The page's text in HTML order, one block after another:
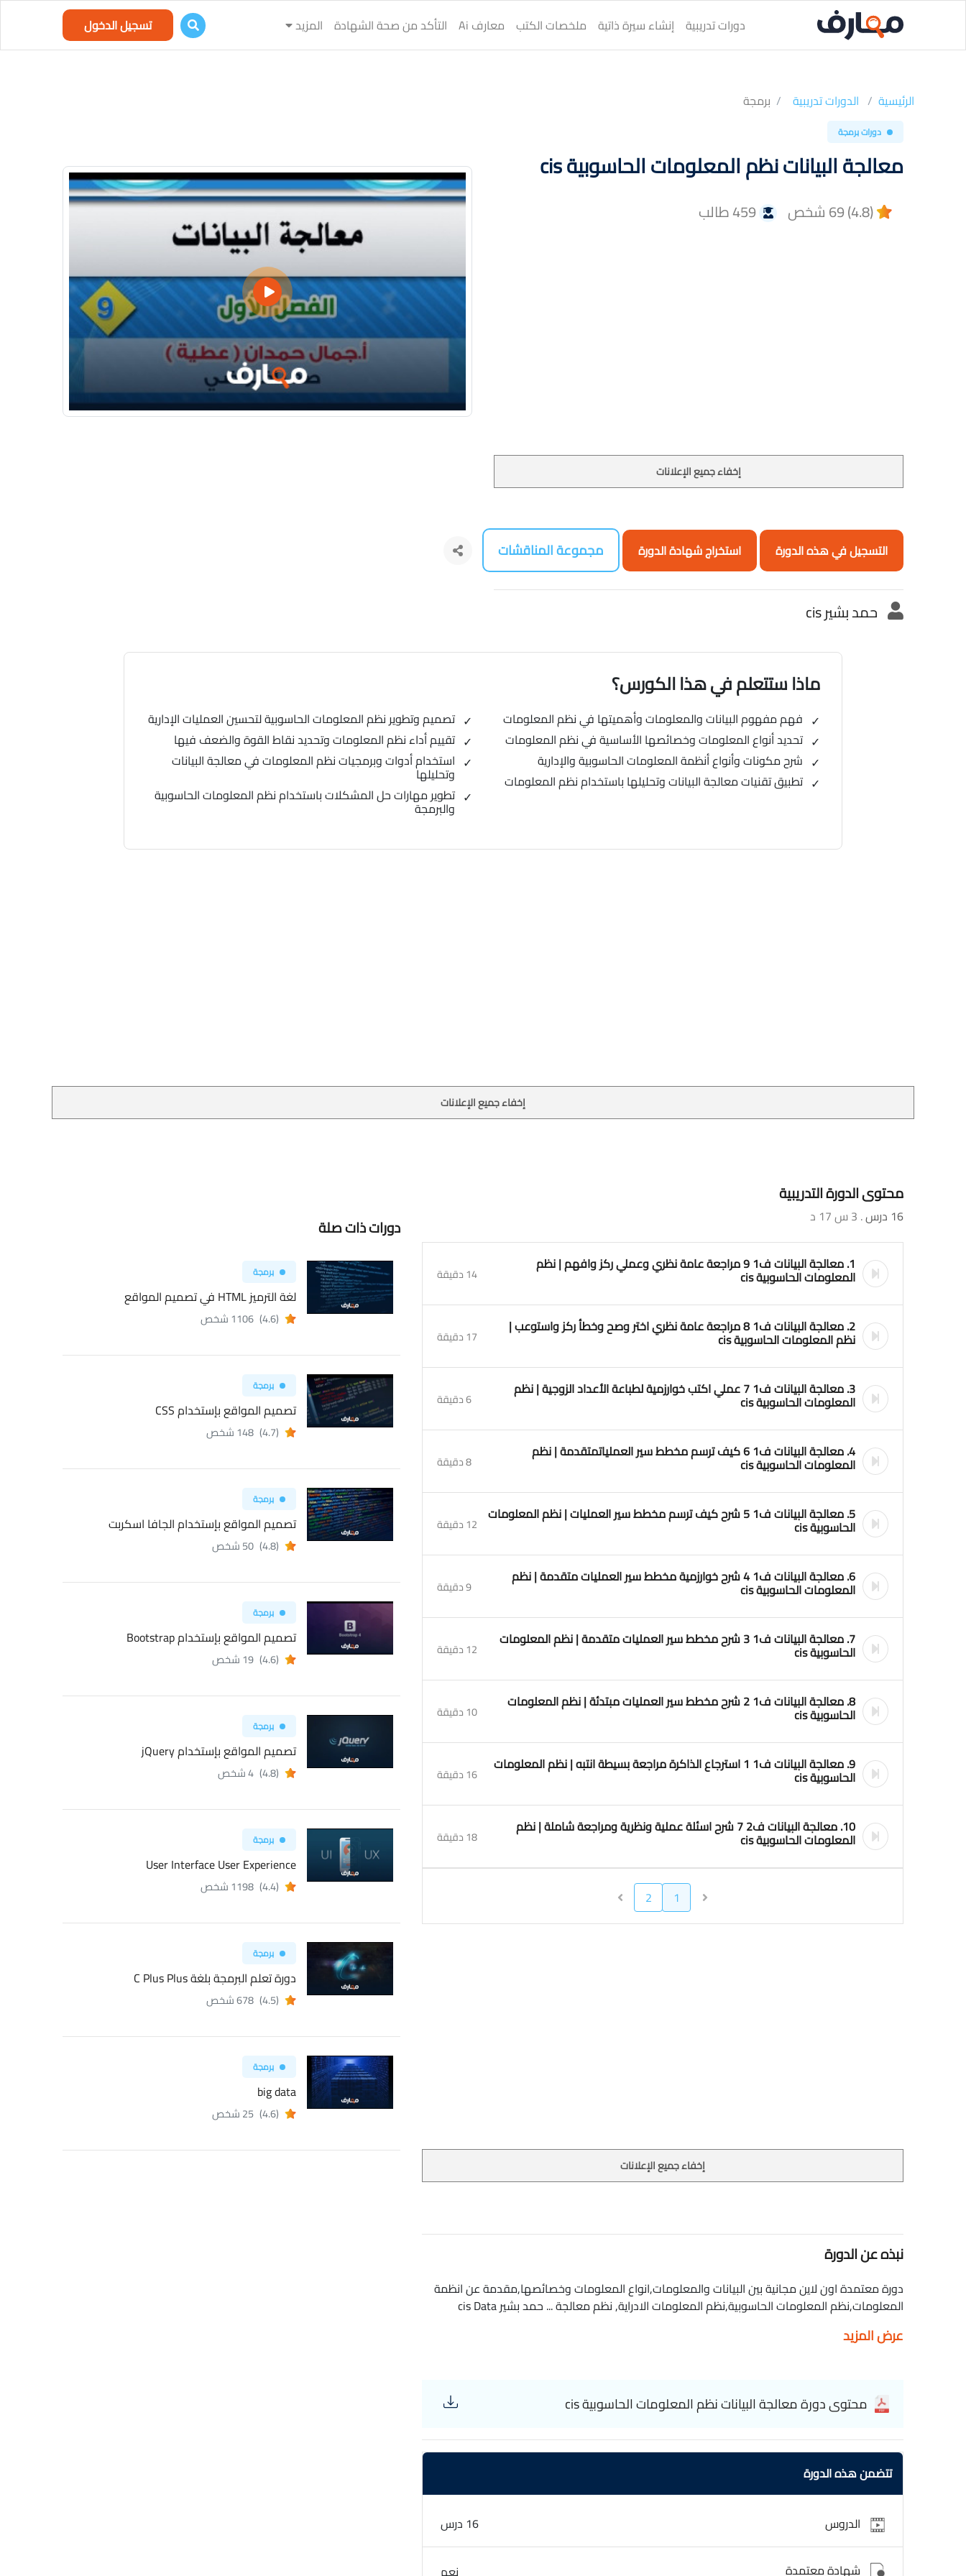
دورات تدريبية إنشاء سيرة ذاتية ملخصات الكتب معارف Ai التأكد من صحة الشهادة المزيد تسجيل الدخول
الرئيسية الدورات تدريبية برمجة
دورات برمجة
معالجة البيانات نظم المعلومات الحاسوبية cis
(4.8) 69 شخص 459 طالب
إخفاء جميع الإعلانات
التسجيل في هذه الدورة استخراج شهادة الدورة مجموعة المناقشات
حمد بشير cis
ماذا ستتعلم في هذا الكورس؟
فهم مفهوم البيانات والمعلومات وأهميتها في نظم المعلومات
تحديد أنواع المعلومات وخصائصها الأساسية في نظم المعلومات
شرح مكونات وأنواع أنظمة المعلومات الحاسوبية والإدارية
تطبيق تقنيات معالجة البيانات وتحليلها باستخدام نظم المعلومات
تصميم وتطوير نظم المعلومات الحاسوبية لتحسين العمليات الإدارية
تقييم أداء نظم المعلومات وتحديد نقاط القوة والضعف فيها
استخدام أدوات وبرمجيات نظم المعلومات في معالجة البيانات
وتحليلها
تطوير مهارات حل المشكلات باستخدام نظم المعلومات الحاسوبية
والبرمجة
إخفاء جميع الإعلانات
محتوى الدورة التدريبية
16 درس . 3 س 17 د
1. معالجة البيانات ف1 9 مراجعة عامة نظري وعملي ركز وافهم | نظم
المعلومات الحاسوبية cis 14 دقيقة
2. معالجة البيانات ف1 8 مراجعة عامة نظري اختر وصح وخطأ ركز واستوعب |
نظم المعلومات الحاسوبية cis 17 دقيقة
3. معالجة البيانات ف1 7 عملي اكتب خوارزمية لطباعة الأعداد الزوجية | نظم
المعلومات الحاسوبية cis 6 دقيقة
4. معالجة البيانات ف1 6 كيف ترسم مخطط سير العملياتمتقدمة | نظم
المعلومات الحاسوبية cis 8 دقيقة
5. معالجة البيانات ف1 5 شرح كيف ترسم مخطط سير العمليات | نظم المعلومات
الحاسوبية cis 12 دقيقة
6. معالجة البيانات ف1 4 شرح خوارزمية مخطط سير العمليات متقدمة | نظم
المعلومات الحاسوبية cis 9 دقيقة
7. معالجة البيانات ف1 3 شرح مخطط سير العمليات متقدمة | نظم المعلومات
الحاسوبية cis 12 دقيقة
8. معالجة البيانات ف1 2 شرح مخطط سير العمليات مبتدئة | نظم المعلومات
الحاسوبية cis 10 دقيقة
9. معالجة البيانات ف1 1 استرجاع الذاكرة مراجعة بسيطة انتبه | نظم المعلومات
الحاسوبية cis 16 دقيقة
10. معالجة البيانات ف2 7 شرح اسئلة عملية ونظرية ومراجعة شاملة | نظم
المعلومات الحاسوبية cis 18 دقيقة
1
2
إخفاء جميع الإعلانات
نبذه عن الدورة
دورة معتمدة اون لاين مجانية بين البيانات والمعلومات,انواع المعلومات وخصائصها,مقدمة عن انظمة
المعلومات,نظم المعلومات الحاسوبية,نظم المعلومات الادراية, نظم معالجة ... حمد بشير cis Data
عرض المزيد
محتوى دورة معالجة البيانات نظم المعلومات الحاسوبية cis
تتضمن هذه الدورة
الدروس 16 درس
شهادة معتمدة نعم
دورات ذات صلة
برمجة
لغة الترميز HTML في تصميم المواقع
(4.6) 1106 شخص
برمجة
تصميم المواقع بإستخدام CSS
(4.7) 148 شخص
برمجة
تصميم المواقع بإستخدام الجافا اسكربت
(4.8) 50 شخص
برمجة
تصميم المواقع بإستخدام Bootstrap
(4.6) 19 شخص
برمجة
تصميم المواقع بإستخدام jQuery
(4.8) 4 شخص
برمجة
User Interface User Experience
(4.4) 1198 شخص
برمجة
دورة تعلم البرمجة بلغة C Plus Plus
(4.5) 678 شخص
برمجة
big data
(4.6) 25 شخص